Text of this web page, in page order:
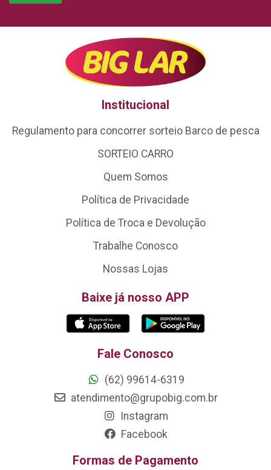
Institucional
Regulamento para concorrer sorteio Barco de pesca
SORTEIO CARRO
Quem Somos
Política de Privacidade
Política de Troca e Devolução
Trabalhe Conosco
Nossas Lojas
Baixe já nosso APP
Fale Conosco
(62) 99614-6319
atendimento@grupobig.com.br
Instagram
Facebook
Formas de Pagamento